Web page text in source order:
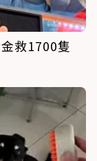
救1700隻